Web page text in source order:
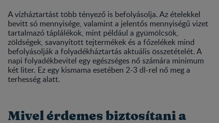
A vízháztartást több tényező is befolyásolja. Az ételekkel
bevitt só mennyisége, valamint a jelentős mennyiségű vizet
tartalmazó táplálékok, mint például a gyümölcsök,
zöldségek, savanyított tejtermékek és a főzelékek mind
befolyásolják a folyadékháztartás aktuális összetételét. A
napi folyadékbevitel egy egészséges nő számára minimum
két liter. Ez egy kismama esetében 2-3 dl-rel nő meg a
terhesség alatt.
Mivel érdemes biztosítani a